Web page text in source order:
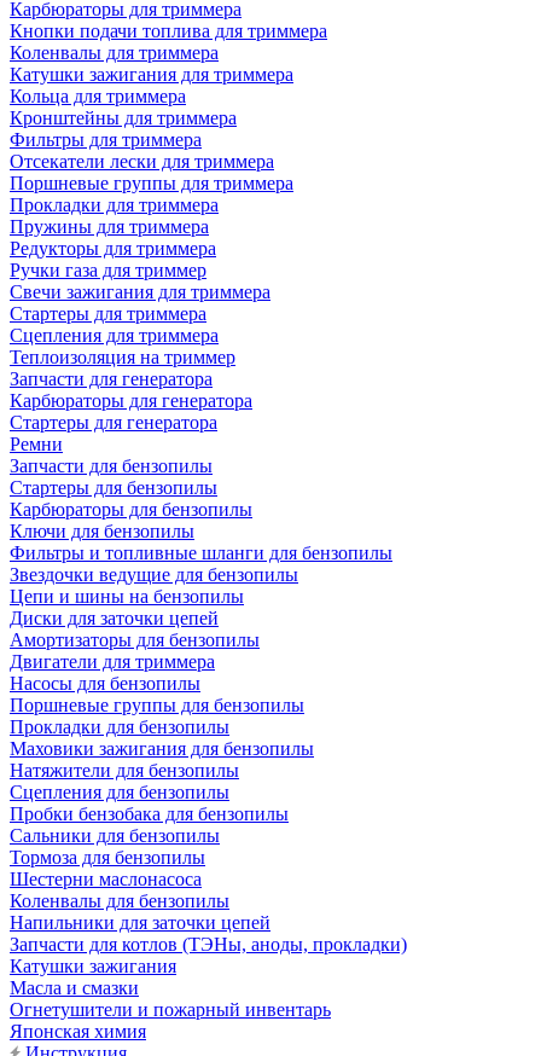
Карбюраторы для триммера
Кнопки подачи топлива для триммера
Коленвалы для триммера
Катушки зажигания для триммера
Кольца для триммера
Кронштейны для триммера
Фильтры для триммера
Отсекатели лески для триммера
Поршневые группы для триммера
Прокладки для триммера
Пружины для триммера
Редукторы для триммера
Ручки газа для триммер
Свечи зажигания для триммера
Стартеры для триммера
Сцепления для триммера
Теплоизоляция на триммер
Запчасти для генератора
Карбюраторы для генератора
Стартеры для генератора
Ремни
Запчасти для бензопилы
Стартеры для бензопилы
Карбюраторы для бензопилы
Ключи для бензопилы
Фильтры и топливные шланги для бензопилы
Звездочки ведущие для бензопилы
Цепи и шины на бензопилы
Диски для заточки цепей
Амортизаторы для бензопилы
Двигатели для триммера
Насосы для бензопилы
Поршневые группы для бензопилы
Прокладки для бензопилы
Маховики зажигания для бензопилы
Натяжители для бензопилы
Сцепления для бензопилы
Пробки бензобака для бензопилы
Сальники для бензопилы
Тормоза для бензопилы
Шестерни маслонасоса
Коленвалы для бензопилы
Напильники для заточки цепей
Запчасти для котлов (ТЭНы, аноды, прокладки)
Катушки зажигания
Масла и смазки
Огнетушители и пожарный инвентарь
Японская химия